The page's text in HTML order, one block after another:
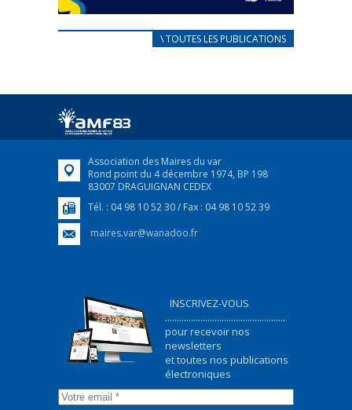
CARNET D’ACCUEIL
Afin d’accompagner au mieux les réfugiés
FEUILLETER
\ TOUTES LES PUBLICATIONS
Association des Maires du var
Rond point du 4 décembre 1974, BP 198
83007 DRAGUIGNAN CEDEX
Tél. : 04 98 10 52 30 / Fax : 04 98 10 52 39
maires.var@wanadoo.fr
INSCRIVEZ-VOUS
...................................................
pour recevoir nos
newsletters
et toutes nos publications
électroniques